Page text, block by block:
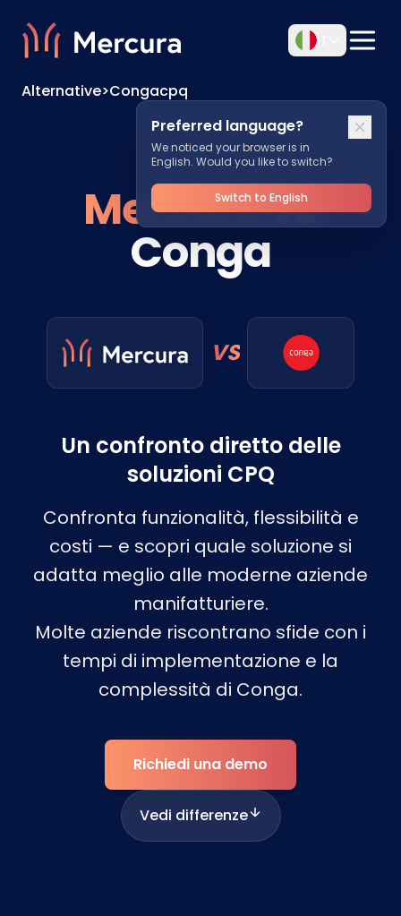
Preferred language?
We noticed your browser is in
English. Would you like to switch?
Switch to English
Alternative>Congacpq
Mercuravs
Conga
VS
Un confronto diretto delle
soluzioni CPQ
Confronta funzionalità, flessibilità e
costi — e scopri quale soluzione si
adatta meglio alle moderne aziende
manifatturiere.
Molte aziende riscontrano sfide con i
tempi di implementazione e la
complessità di Conga.
Richiedi una demo
Vedi differenze